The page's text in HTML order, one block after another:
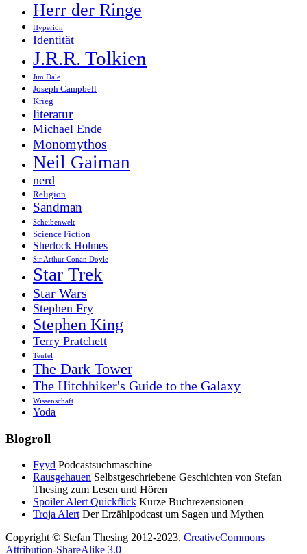
Herr der Ringe
Hyperion
Identität
J.R.R. Tolkien
Jim Dale
Joseph Campbell
Krieg
literatur
Michael Ende
Monomythos
Neil Gaiman
nerd
Religion
Sandman
Scheibenwelt
Science Fiction
Sherlock Holmes
Sir Arthur Conan Doyle
Star Trek
Star Wars
Stephen Fry
Stephen King
Terry Pratchett
Teufel
The Dark Tower
The Hitchhiker's Guide to the Galaxy
Wissenschaft
Yoda
Blogroll
Fyyd Podcastsuchmaschine
Rausgehauen Selbstgeschriebene Geschichten von Stefan
Thesing zum Lesen und Hören
Spoiler Alert Quickflick Kurze Buchrezensionen
Troja Alert Der Erzählpodcast um Sagen und Mythen
Copyright © Stefan Thesing 2012-2023, CreativeCommons
Attribution-ShareAlike 3.0